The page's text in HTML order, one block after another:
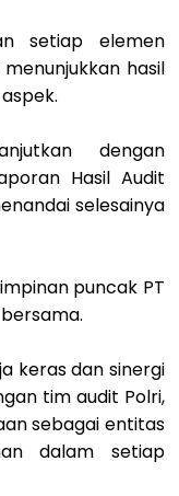
setiap elemen
hasil
dengan
Hasil Audit
selesainya
puncak PT
keras dan sinergi
tim audit Polri,
sebagai entitas
dalam setiap